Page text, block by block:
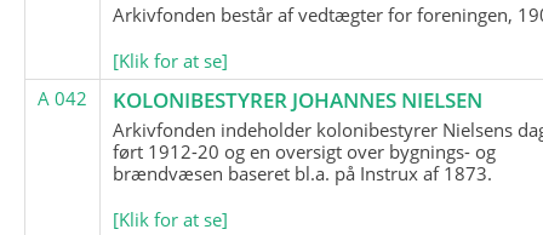
Arkivfonden består af vedtægter for foreningen,
[Klik for at se]
A 042
KOLONIBESTYRER JOHANNES NIELSEN
Arkivfonden indeholder kolonibestyrer Nielsens
ført 1912-20 og en oversigt over bygnings- og
brændvæsen baseret bl.a. på Instrux af 1873.
[Klik for at se]